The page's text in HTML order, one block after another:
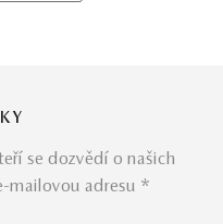
se dozvědí o našich
mailovou adresu *